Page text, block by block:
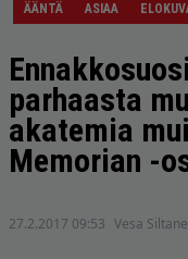
ÄÄNTÄ ASIAA
parhaasta
akatemia
Memorian -
27.2.2017 09:53 Vesa